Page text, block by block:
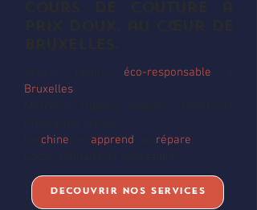
éco-responsable
Bruxelles
chine apprend répare
Découvrir nos services